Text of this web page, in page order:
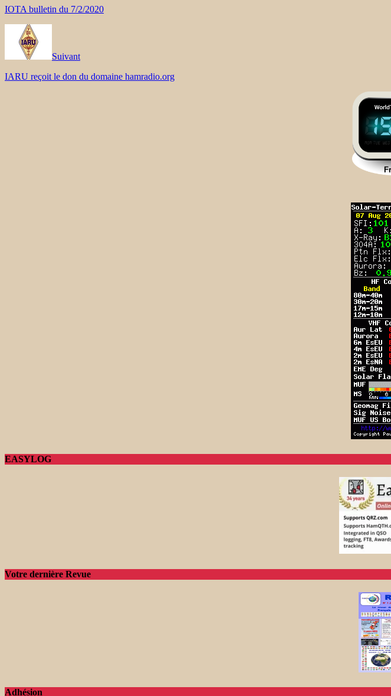
IOTA bulletin du 7/2/2020
Suivant
IARU reçoit le don du domaine hamradio.org
EASYLOG
Votre dernière Revue
Adhésion